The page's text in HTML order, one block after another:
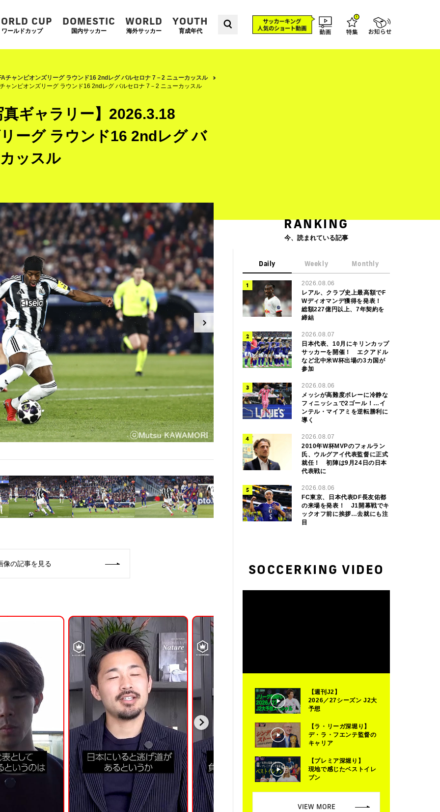
CUP
ワールドカップ
DOMESTIC
国内サッカー
WORLD
海外サッカー
YOUTH
育成年代
チャンピオンズリーグ ラウンド16 2ndレグ バルセロナ 7－2 ニューカッスル
ャンピオンズリーグ ラウンド16 2ndレグ バルセロナ 7－2 ニューカッスル
ギャラリー】2026.3.18
ーグ ラウンド16 2ndレグ バ
ッスル
像の記事を見る
RANKING
今、読まれている記事
Daily Weekly Monthly
2026.08.06
レアル、クラブ史上最高額でF
Wディオマンデ獲得を発表！
総額227億円以上、7年契約を
締結
2026.08.07
日本代表、10月にキリンカップ
サッカーを開催！ エクアドル
など北中米W杯出場の3カ国が
参加
2026.08.06
メッシが高難度ボレーに冷静な
フィニッシュで2ゴール！…イ
ンテル・マイアミを逆転勝利に
導く
2026.08.07
2010年W杯MVPのフォルラン
氏、ウルグアイ代表監督に正式
就任！ 初陣は9月24日の日本
代表戦に
2026.08.06
FC東京、日本代表DF長友佑都
の来場を発表！ J1開幕戦でキ
ックオフ前に挨拶…去就にも注
目
SOCCERKING VIDEO
【週刊J2】
2026／27シーズン J2大
予想
【ラ・リーガ深堀り】
デ・ラ・フエンテ監督の
キャリア
【プレミア深堀り】
現地で感じたベストイレ
ブン
VIEW MORE